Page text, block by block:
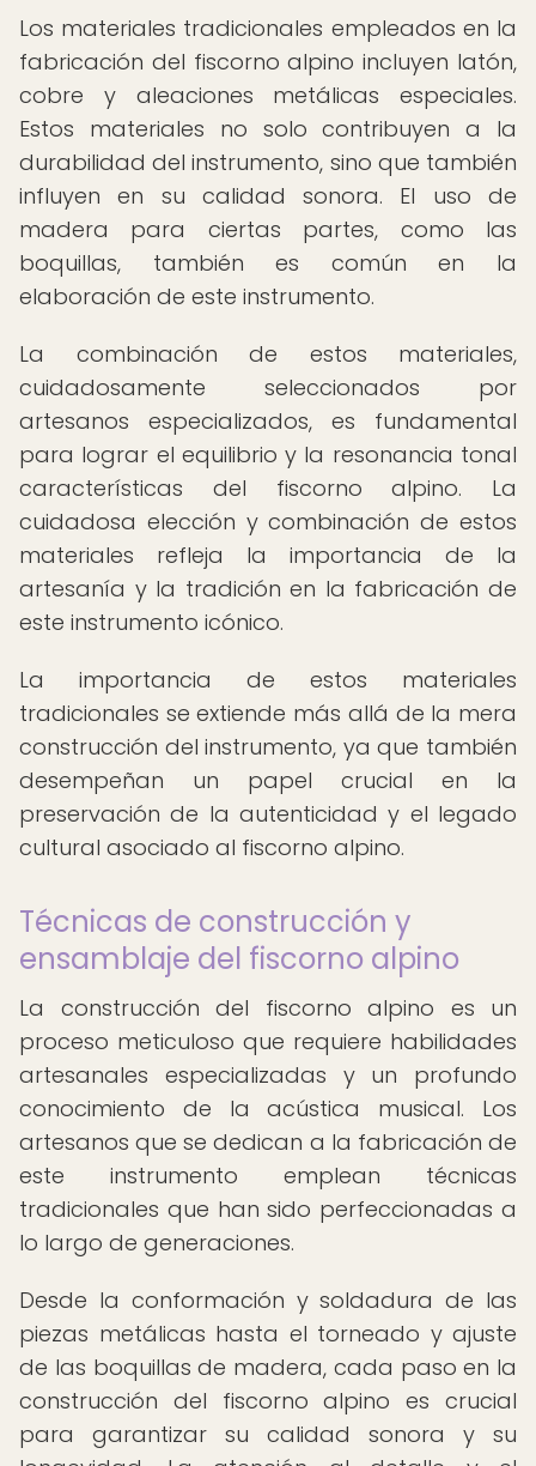
Los materiales tradicionales empleados en la
fabricación del fiscorno alpino incluyen latón,
cobre y aleaciones metálicas especiales.
Estos materiales no solo contribuyen a la
durabilidad del instrumento, sino que también
influyen en su calidad sonora. El uso de
madera para ciertas partes, como las
boquillas, también es común en la
elaboración de este instrumento.
La combinación de estos materiales,
cuidadosamente seleccionados por
artesanos especializados, es fundamental
para lograr el equilibrio y la resonancia tonal
características del fiscorno alpino. La
cuidadosa elección y combinación de estos
materiales refleja la importancia de la
artesanía y la tradición en la fabricación de
este instrumento icónico.
La importancia de estos materiales
tradicionales se extiende más allá de la mera
construcción del instrumento, ya que también
desempeñan un papel crucial en la
preservación de la autenticidad y el legado
cultural asociado al fiscorno alpino.
Técnicas de construcción y
ensamblaje del fiscorno alpino
La construcción del fiscorno alpino es un
proceso meticuloso que requiere habilidades
artesanales especializadas y un profundo
conocimiento de la acústica musical. Los
artesanos que se dedican a la fabricación de
este instrumento emplean técnicas
tradicionales que han sido perfeccionadas a
lo largo de generaciones.
Desde la conformación y soldadura de las
piezas metálicas hasta el torneado y ajuste
de las boquillas de madera, cada paso en la
construcción del fiscorno alpino es crucial
para garantizar su calidad sonora y su